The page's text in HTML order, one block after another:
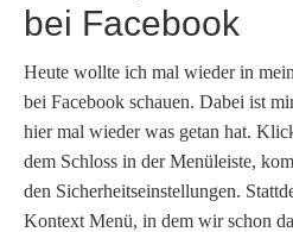
bei Facebook
Heute wollte ich mal wieder in
bei Facebook schauen. Dabei ist
hier mal wieder was getan hat.
dem Schloss in der Menüleiste,
den Sicherheitseinstellungen.
Kontext Menü, in dem wir schon